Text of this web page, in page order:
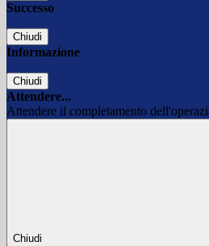
Successo
Chiudi
Informazione
Chiudi
Attendere...
Attendere il completamento
Chiudi